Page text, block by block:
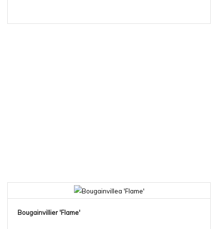
Bougainvillier 'Flame'